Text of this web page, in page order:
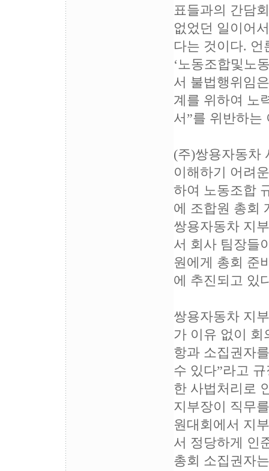
표들과의 간담
없었던 일이어
다는 것이다.
‘노동조합및노
서 불법행위임
계를 위하여 노
서”를 위반하는
(주)쌍용자동차
이해하기 어려
하여 노동조합
에 조합원 총회
쌍용자동차 지
서 회사 팀장들
원에게 총회 준
에 추진되고 있
쌍용자동차 지
가 이유 없이 회
항과 소집권자
수 있다”라고
한 사법처리로
지부장이 직무
원대회에서 지
서 정당하게 인
총회 소집권자